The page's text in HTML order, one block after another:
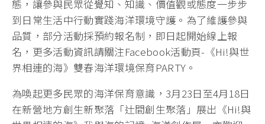
態，讓參與民眾從覺知、知識、價值觀或態度一步步
到日常生活中行動實踐海洋環境守護。為了維護參與
品質，部分活動採預約報名制，即日起開始線上報
名，更多活動資訊請關注Facebook活動頁-《Hi!與世
界相連的海》雙春海洋環境保育PARTY。
為喚起更多民眾的海洋保育意識，3月23日至4月18日
在新營地方創生新聚落「辻間創生聚落」展出《Hi!與